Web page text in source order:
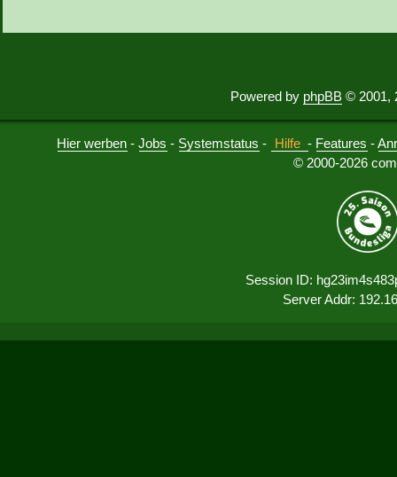
Powered by phpBB © 2001,
Hier werben -Jobs - Systemstatus - Hilfe - Features -
© 2000-2026
Session ID:
Server Addr: